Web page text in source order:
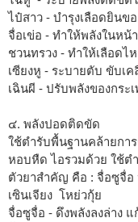
ไป๋สาว - บำรุงเลือดยินข
จื่อเข่อ - ทำให้พลังในหน้
ชวนทรวง - ทำให้เลือดไ
เซียงหู - ระบายตับ ขับเ
เฉินผี - ปรับพลังของกระ
๔. พลังปอดติดขัด
ใช้ตำรับพื้นฐานคล้ายกา
หอบหืด ไอรวมด้วย ใช้ต
ตัวยาสำคัญ คือ : จื่อซูจื่
เซินเจียง โหย่วกุ้ย
จื่อซูจื่อ - ดึงพลังลงล่าง